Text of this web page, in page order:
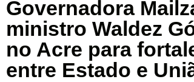
Governadora
ministro Waldez
no Acre para
entre Estado e